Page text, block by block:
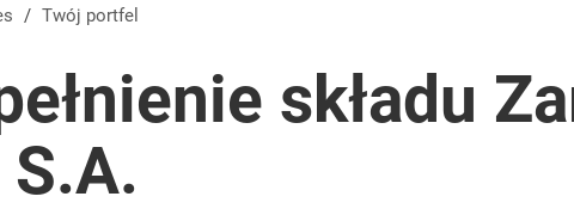
Te opakowania też trafią do automatów
CPN? Minister podał termin
/ Twój portfel
składu
S.A.